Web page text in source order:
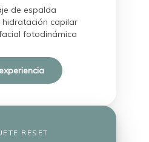
de espalda
capilar
fotodinámica
RESET